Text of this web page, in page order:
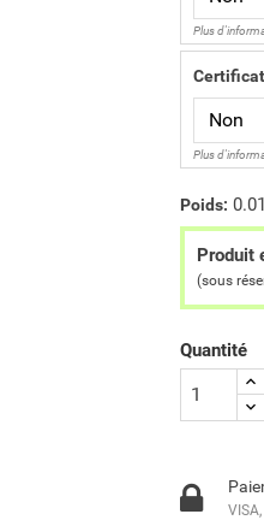
Plus
Plus
Poids:
Produit
(sous
Quantité